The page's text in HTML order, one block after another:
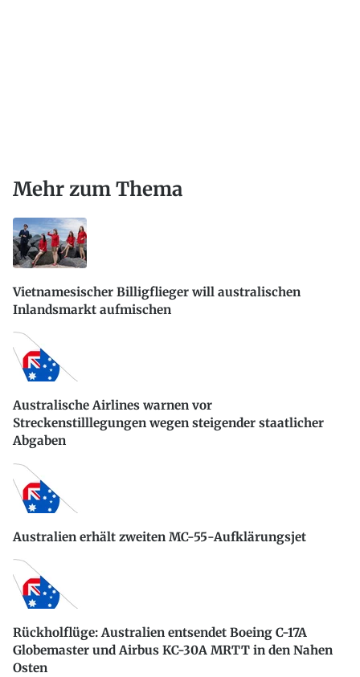
Mehr zum Thema
Vietnamesischer Billigflieger will australischen
Inlandsmarkt aufmischen
Australische Airlines warnen vor
Streckenstilllegungen wegen steigender staatlicher
Abgaben
Australien erhält zweiten MC-55-Aufklärungsjet
Rückholflüge: Australien entsendet Boeing C-17A
Globemaster und Airbus KC-30A MRTT in den Nahen
Osten